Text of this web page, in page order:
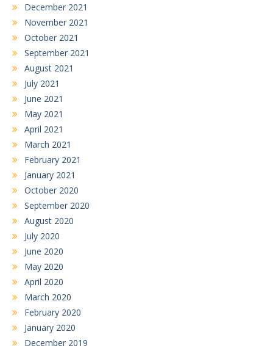
December 2021
November 2021
October 2021
September 2021
August 2021
July 2021
June 2021
May 2021
April 2021
March 2021
February 2021
January 2021
October 2020
September 2020
August 2020
July 2020
June 2020
May 2020
April 2020
March 2020
February 2020
January 2020
December 2019